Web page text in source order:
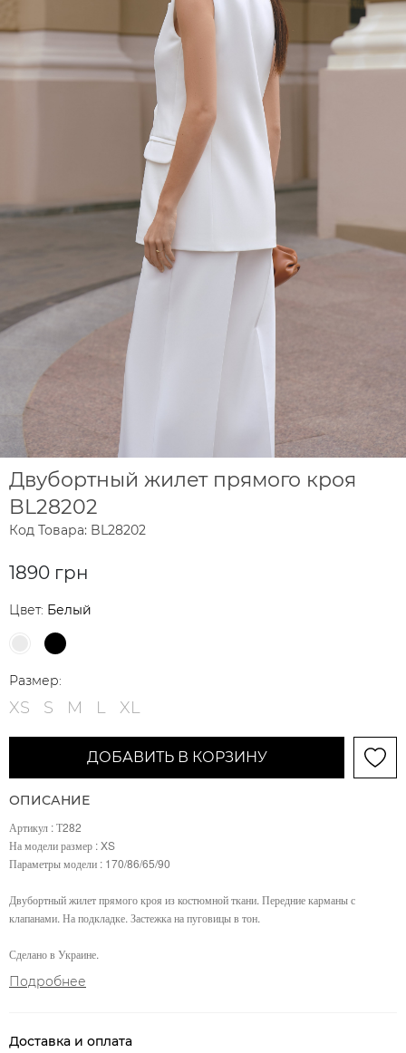
Двубортный жилет прямого кроя
BL28202
Код Товара: BL28202
1890 грн
Цвет: Белый
Размер:
XS S M L XL
ДОБАВИТЬ В КОРЗИНУ
ОПИСАНИЕ
Артикул : Т282
На модели размер : XS
Параметры модели : 170/86/65/90
Двубортный жилет прямого кроя из костюмной ткани. Передние карманы с
клапанами. На подкладке. Застежка на пуговицы в тон.
Сделано в Украине.
Подробнее
Доставка и оплата